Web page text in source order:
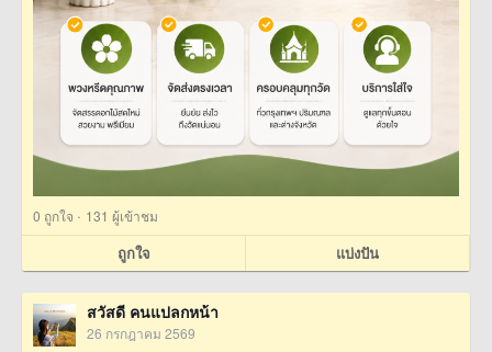
0 ถูกใจ · 131 ผู้เข้าชม
ถูกใจ แบ่งปัน
สวัสดี คนแปลกหน้า
26 กรกฎาคม 2569